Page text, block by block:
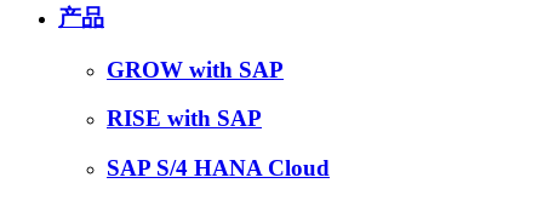
产品
GROW with SAP
RISE with SAP
SAP S/4 HANA Cloud